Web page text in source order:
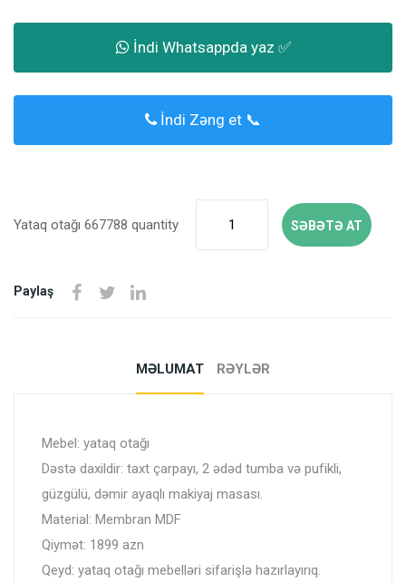
İndi Whatsappda yaz ✅
İndi Zəng et 📞
Yataq otağı 667788 quantity SƏBƏTƏ AT
Paylaş
MƏLUMAT RƏYLƏR
Mebel: yataq otağı
Dəstə daxildir: taxt çarpayı, 2 ədəd tumba və pufikli,
güzgülü, dəmir ayaqlı makiyaj masası.
Material: Membran MDF
Qiymət: 1899 azn
Qeyd: yataq otağı mebelləri sifarişlə hazırlayırıq.